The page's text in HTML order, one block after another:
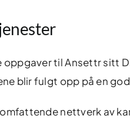
til Ansettr sitt
blir fulgt opp på en
nettverk av